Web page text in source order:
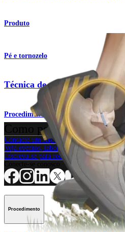
Produto
Pé e tornozelo
Técnica de reparo Brostrom
Procedimento
Como podemos ajudar?
Contacte um representante
Veja eventos, laboratórios e
Inscreva-se para receber: O que há de
Procedimento